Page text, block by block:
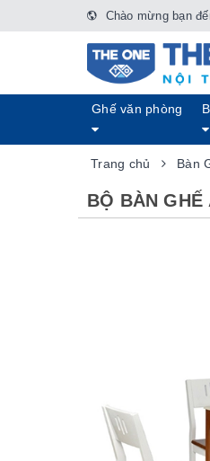
Chào mừng bạn
Ghế văn phòng
Trang chủ Bàn
BỘ BÀN GHẾ